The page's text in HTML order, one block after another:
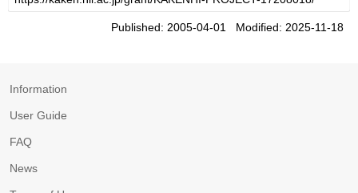
Published: 2005-04-01 Modified: 2025-11-18
Information
User Guide
FAQ
News